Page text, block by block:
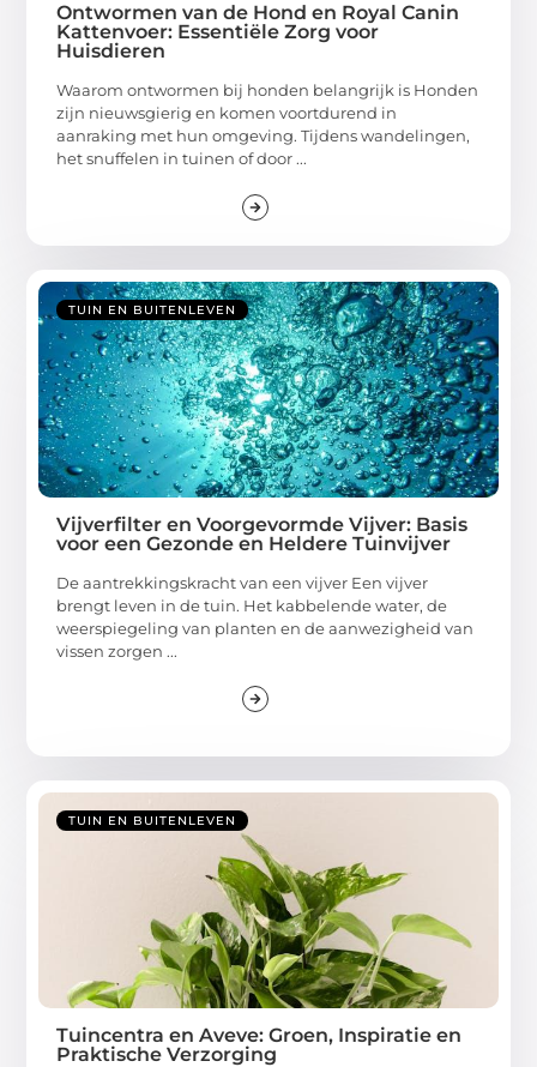
Ontwormen van de Hond en Royal Canin
Kattenvoer: Essentiële Zorg voor
Huisdieren
Waarom ontwormen bij honden belangrijk is Honden
zijn nieuwsgierig en komen voortdurend in
aanraking met hun omgeving. Tijdens wandelingen,
het snuffelen in tuinen of door ...
TUIN EN BUITENLEVEN
Vijverfilter en Voorgevormde Vijver: Basis
voor een Gezonde en Heldere Tuinvijver
De aantrekkingskracht van een vijver Een vijver
brengt leven in de tuin. Het kabbelende water, de
weerspiegeling van planten en de aanwezigheid van
vissen zorgen ...
TUIN EN BUITENLEVEN
Tuincentra en Aveve: Groen, Inspiratie en
Praktische Verzorging